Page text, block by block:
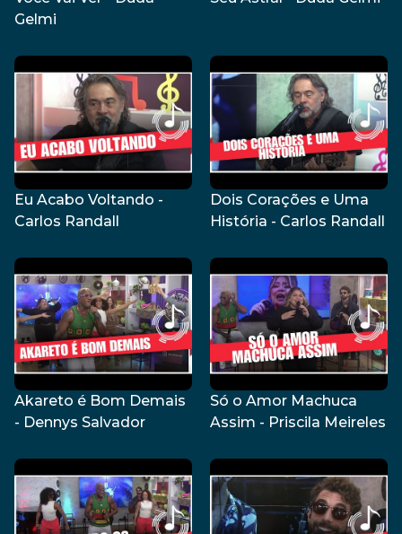
Gelmi
Eu Acabo Voltando -
Carlos Randall
Dois Corações e Uma
História - Carlos Randall
Akareto é Bom Demais
- Dennys Salvador
Só o Amor Machuca
Assim - Priscila Meireles